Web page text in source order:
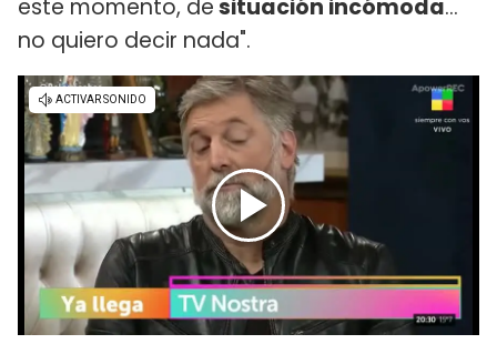
este momento, desituación incómoda...
no quiero decir nada".